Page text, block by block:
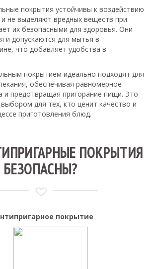
покрытия устойчивы к воздействию
не выделяют вредных веществ при
их безопасными для здоровья. Они
и допускаются для мытья в
что добавляет удобства в
покрытием идеально подходят для
обеспечивая равномерное
и предотвращая пригорание пищи. Это
для тех, кто ценит качество и
приготовления блюд.
ПОКРЫТИЯ
БЕЗОПАСНЫ?
покрытие